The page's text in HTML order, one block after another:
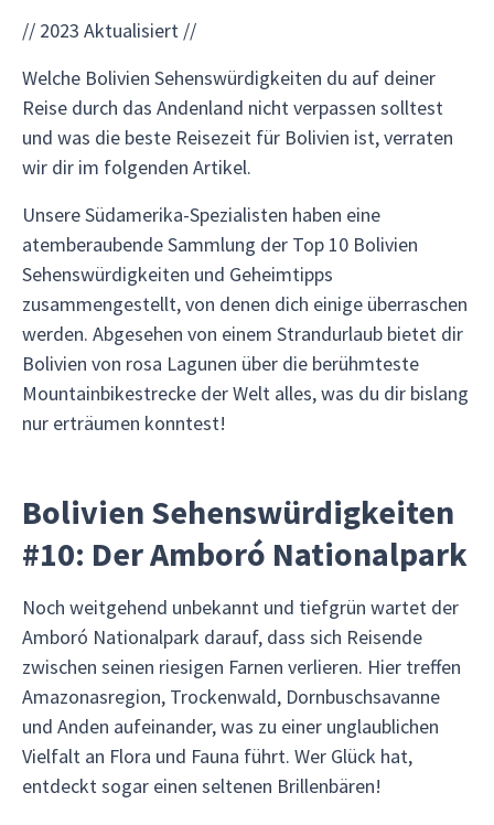
// 2023 Aktualisiert //
Welche Bolivien Sehenswürdigkeiten du auf deiner
Reise durch das Andenland nicht verpassen solltest
und was die beste Reisezeit für Bolivien ist, verraten
wir dir im folgenden Artikel.
Unsere Südamerika-Spezialisten haben eine
atemberaubende Sammlung der Top 10 Bolivien
Sehenswürdigkeiten und Geheimtipps
zusammengestellt, von denen dich einige überraschen
werden. Abgesehen von einem Strandurlaub bietet dir
Bolivien von rosa Lagunen über die berühmteste
Mountainbikestrecke der Welt alles, was du dir bislang
nur erträumen konntest!
Bolivien Sehenswürdigkeiten
#10: Der Amboró Nationalpark
Noch weitgehend unbekannt und tiefgrün wartet der
Amboró Nationalpark darauf, dass sich Reisende
zwischen seinen riesigen Farnen verlieren. Hier treffen
Amazonasregion, Trockenwald, Dornbuschsavanne
und Anden aufeinander, was zu einer unglaublichen
Vielfalt an Flora und Fauna führt. Wer Glück hat,
entdeckt sogar einen seltenen Brillenbären!